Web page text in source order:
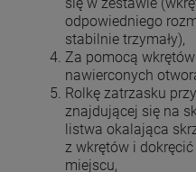
odpowiedniego
stabilnie trzymały),
Za pomocą
nawierconych
Rolkę zatrzasku
znajdującej się na
listwa okalająca
z wkrętów i
miejscu,